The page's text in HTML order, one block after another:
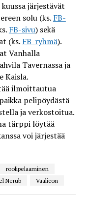
järjestävät
solu (ks. FB-
FB-sivu) sekä
(ks. FB-ryhmä).
Vanhalla
Tavernassa ja
Kaisla.
ilmoittautua
pelipöydästä
ja verkostoitua.
tärppi löytää
voi järjestää
roolipelaaminen
Nerub Vaalicon